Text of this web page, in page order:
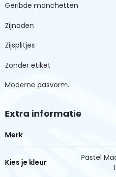
Geribde manchetten
Zijnaden
Zijsplitjes
Zonder etiket
Moderne pasvorm.
Extra informatie
Merk
Kies je kleur
Pastel